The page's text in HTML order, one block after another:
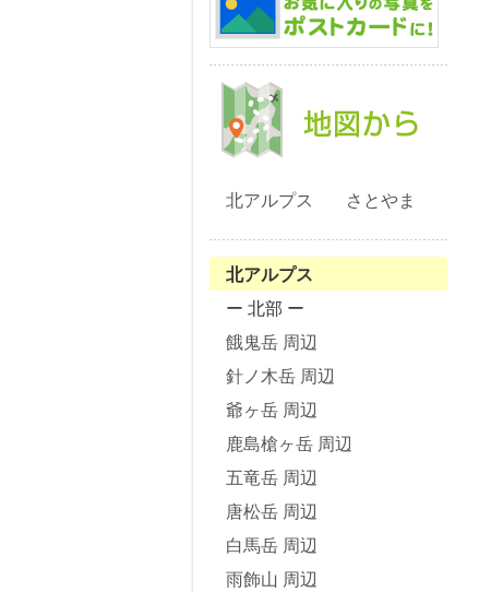
北アルプス さとやま
北アルプス
ー 北部 ー
餓鬼岳 周辺
針ノ木岳 周辺
爺ヶ岳 周辺
鹿島槍ヶ岳 周辺
五竜岳 周辺
唐松岳 周辺
白馬岳 周辺
雨飾山 周辺